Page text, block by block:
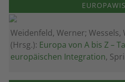
Weidenfeld, Werner; Wessels,
(Hrsg.): Europa von A bis Z –
europäischen Integration,